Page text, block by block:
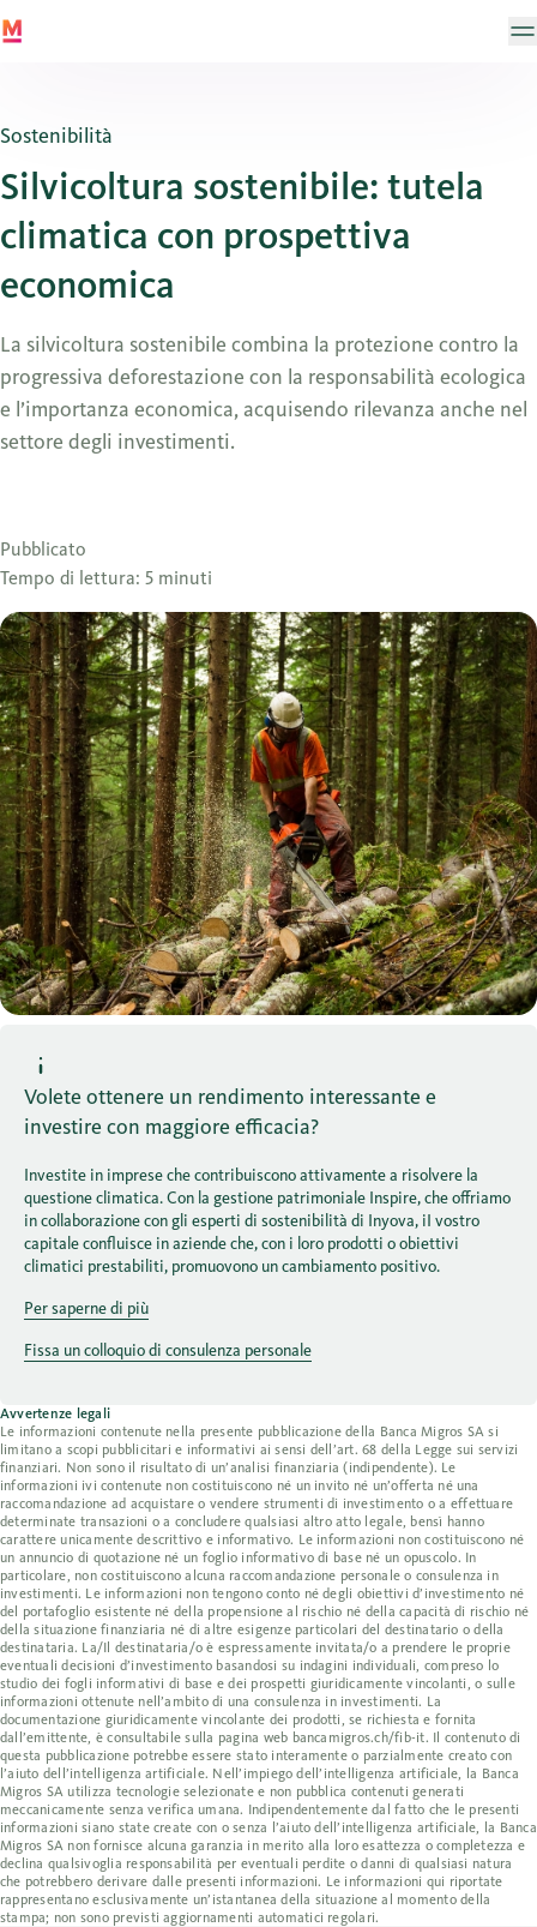
Sostenibilità
Silvicoltura sostenibile: tutela
climatica con prospettiva
economica
La silvicoltura sostenibile combina la protezione contro la
progressiva deforestazione con la responsabilità ecologica
e l’importanza economica, acquisendo rilevanza anche nel
settore degli investimenti.
Pubblicato
Tempo di lettura: 5 minuti
Volete ottenere un rendimento interessante e
investire con maggiore efficacia?
Investite in imprese che contribuiscono attivamente a risolvere la
questione climatica. Con la gestione patrimoniale Inspire, che offriamo
in collaborazione con gli esperti di sostenibilità di Inyova, iI vostro
capitale confluisce in aziende che, con i loro prodotti o obiettivi
climatici prestabiliti, promuovono un cambiamento positivo.
Per saperne di più
Fissa un colloquio di consulenza personale
Avvertenze legali
Le informazioni contenute nella presente pubblicazione della Banca Migros SA si
limitano a scopi pubblicitari e informativi ai sensi dell’art. 68 della Legge sui servizi
finanziari. Non sono il risultato di un’analisi finanziaria (indipendente). Le
informazioni ivi contenute non costituiscono né un invito né un’offerta né una
raccomandazione ad acquistare o vendere strumenti di investimento o a effettuare
determinate transazioni o a concludere qualsiasi altro atto legale, bensì hanno
carattere unicamente descrittivo e informativo. Le informazioni non costituiscono né
un annuncio di quotazione né un foglio informativo di base né un opuscolo. In
particolare, non costituiscono alcuna raccomandazione personale o consulenza in
investimenti. Le informazioni non tengono conto né degli obiettivi d’investimento né
del portafoglio esistente né della propensione al rischio né della capacità di rischio né
della situazione finanziaria né di altre esigenze particolari del destinatario o della
destinataria. La/Il destinataria/o è espressamente invitata/o a prendere le proprie
eventuali decisioni d’investimento basandosi su indagini individuali, compreso lo
studio dei fogli informativi di base e dei prospetti giuridicamente vincolanti, o sulle
informazioni ottenute nell’ambito di una consulenza in investimenti. La
documentazione giuridicamente vincolante dei prodotti, se richiesta e fornita
dall’emittente, è consultabile sulla pagina web bancamigros.ch/fib-it. Il contenuto di
questa pubblicazione potrebbe essere stato interamente o parzialmente creato con
l’aiuto dell’intelligenza artificiale. Nell’impiego dell’intelligenza artificiale, la Banca
Migros SA utilizza tecnologie selezionate e non pubblica contenuti generati
meccanicamente senza verifica umana. Indipendentemente dal fatto che le presenti
informazioni siano state create con o senza l’aiuto dell’intelligenza artificiale, la Banca
Migros SA non fornisce alcuna garanzia in merito alla loro esattezza o completezza e
declina qualsivoglia responsabilità per eventuali perdite o danni di qualsiasi natura
che potrebbero derivare dalle presenti informazioni. Le informazioni qui riportate
rappresentano esclusivamente un’istantanea della situazione al momento della
stampa; non sono previsti aggiornamenti automatici regolari.